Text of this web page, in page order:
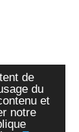
de
du
et
notre